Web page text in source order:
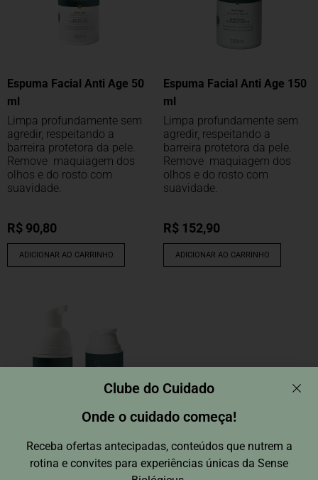
Espuma Facial Anti Age 50
ml
Limpa profundamente sem
agredir, respeitando a
barreira protetora da pele.
Remove maquiagem dos
olhos e do rosto com
suavidade.
R$ 90,80
ADICIONAR AO CARRINHO
Espuma Facial Anti Age 150
ml
Limpa profundamente sem
agredir, respeitando a
barreira protetora da pele.
Remove maquiagem dos
olhos e do rosto com
suavidade.
R$ 152,90
ADICIONAR AO CARRINHO
Clube do Cuidado
Onde o cuidado começa!
Receba ofertas antecipadas, conteúdos que nutrem a
rotina e convites para experiências únicas da Sense